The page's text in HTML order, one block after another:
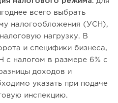
всего выбрать
налогообложения (УСН),
нагрузку. В
и специфики бизнеса,
с налогом в размере 6% с
доходов и
указать при подаче
инспекцию.